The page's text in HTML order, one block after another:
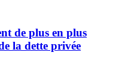
de plus en plus
la dette privée